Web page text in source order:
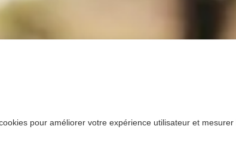
pour améliorer votre expérience utilisateur et